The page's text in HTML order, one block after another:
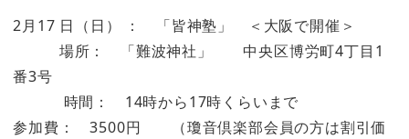
2月17 日（日） ： 「皆神塾」 ＜大阪で開催＞
場所： 「難波神社」 中央区博労町4丁目1
番3号
時間： 14時から17時くらいまで
参加費： 3500円 （瓊音倶楽部会員の方は割引価